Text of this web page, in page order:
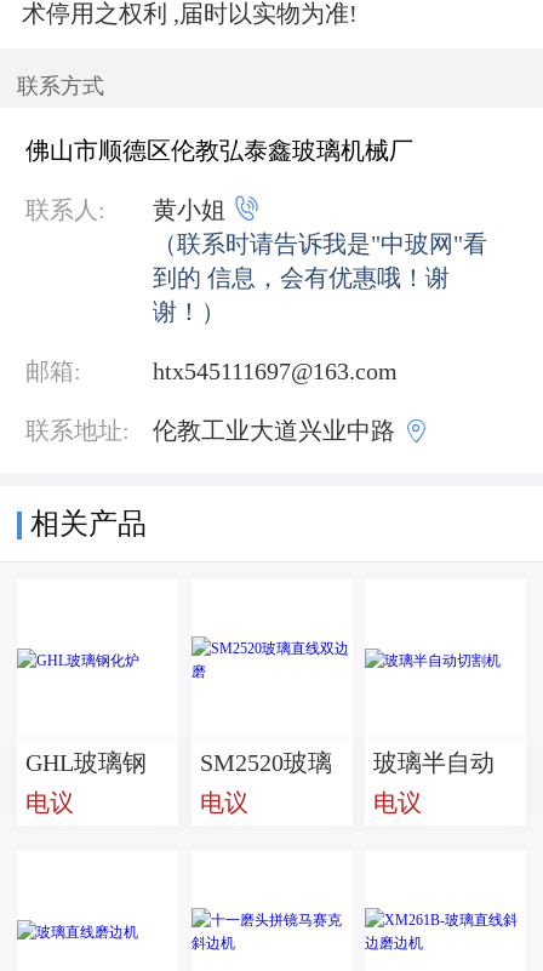
术停用之权利 ,届时以实物为准!
联系方式
佛山市顺德区伦教弘泰鑫玻璃机械厂
联系人: 黄小姐 
（联系时请告诉我是"中玻网"看
到的 信息，会有优惠哦！谢
谢！）
邮箱: htx545111697@163.com
联系地址: 伦教工业大道兴业中路 
相关产品
GHL玻璃钢
化炉
电议
SM2520玻璃
直线双边磨
电议
玻璃半自动
切割机
电议